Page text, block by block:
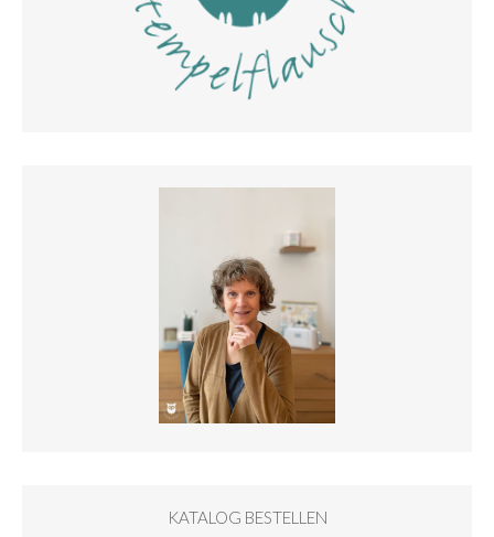
KATALOG BESTELLEN